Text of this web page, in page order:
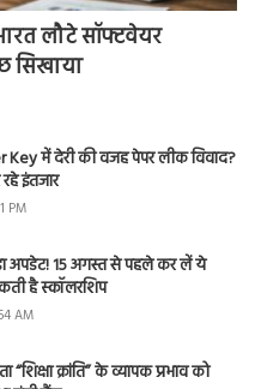
लौटे सॉफ्टवेयर
सिखाया
Key में देरी की वजह पेपर लीक विवाद?
इंतजार
PM
अपडेट! 15 अगस्त से पहले कर लें ये
है स्कॉलरशिप
AM
“शिक्षा क्रांति” के व्यापक प्रभाव को